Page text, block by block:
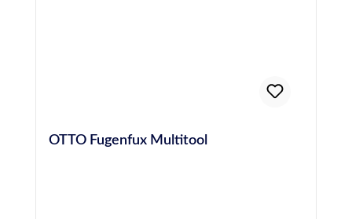
OTTO Fugenfux Multitool